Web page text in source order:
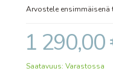
Arvostele ensimmäisenä
1 290,00
Saatavuus: Varastossa